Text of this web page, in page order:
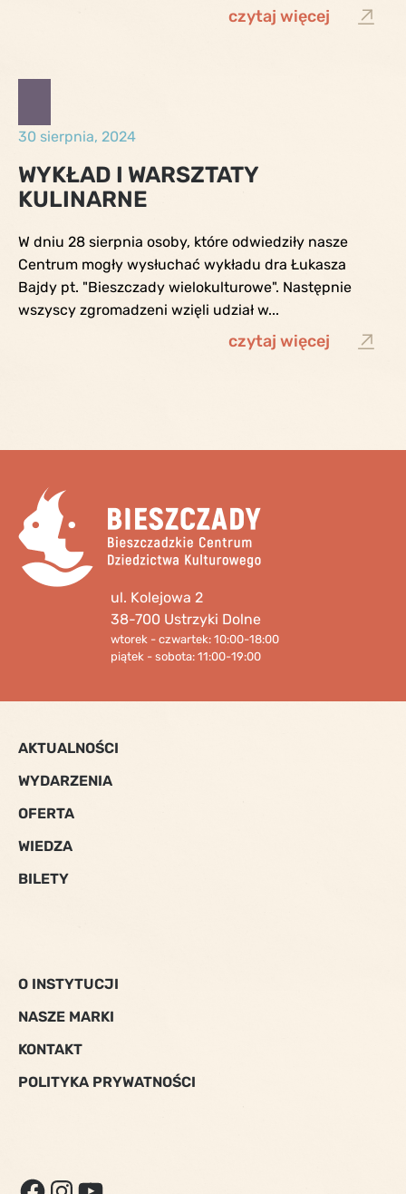
czytaj więcej
30 sierpnia, 2024
WYKŁAD I WARSZTATY
KULINARNE
W dniu 28 sierpnia osoby, które odwiedziły nasze
Centrum mogły wysłuchać wykładu dra Łukasza
Bajdy pt. "Bieszczady wielokulturowe". Następnie
wszyscy zgromadzeni wzięli udział w...
czytaj więcej
ul. Kolejowa 2
38-700 Ustrzyki Dolne
wtorek - czwartek: 10:00-18:00
piątek - sobota: 11:00-19:00
AKTUALNOŚCI
WYDARZENIA
OFERTA
WIEDZA
BILETY
O INSTYTUCJI
NASZE MARKI
KONTAKT
POLITYKA PRYWATNOŚCI
FACEBOOK
INSTAGRAM